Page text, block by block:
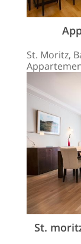
St. Moritz,
St.